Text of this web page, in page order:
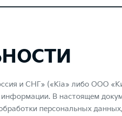
и СНГ» («Kia» либо ООО
В настоящем
персональных